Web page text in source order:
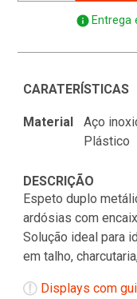
info Entrega
CARATERÍSTICAS
Material
Aço
Plástico
DESCRIÇÃO
Espeto duplo
ardósias com
Solução ideal para
em talho,
Displays com